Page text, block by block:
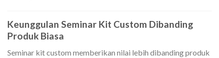
Keunggulan Seminar Kit Custom Dibanding
Produk Biasa
Seminar kit custom memberikan nilai lebih dibanding produk